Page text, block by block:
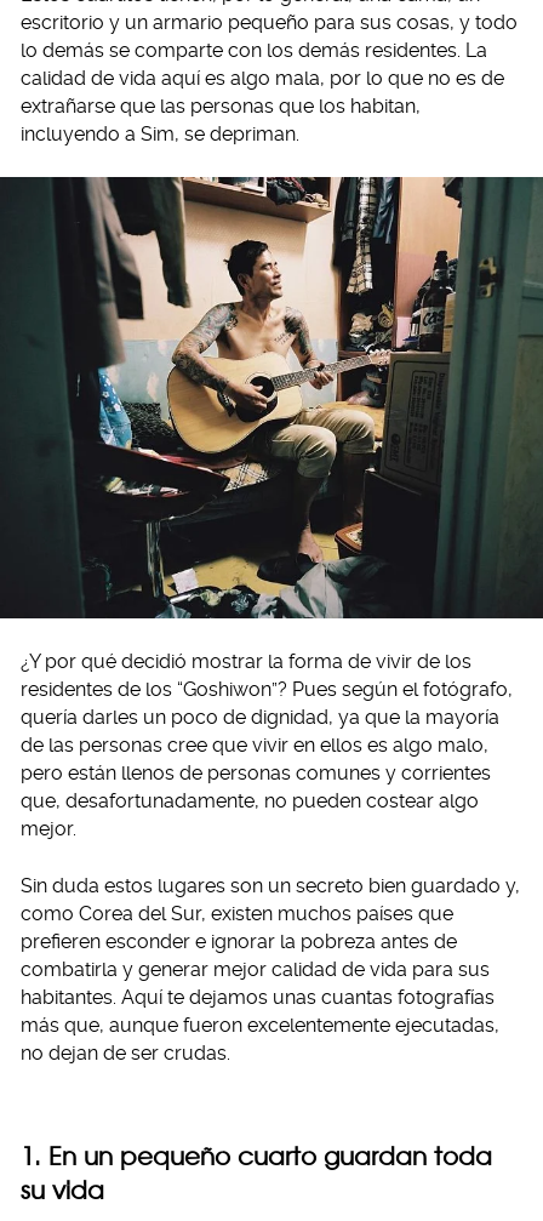
escritorio y un armario pequeño para sus cosas, y todo
lo demás se comparte con los demás residentes. La
calidad de vida aquí es algo mala, por lo que no es de
extrañarse que las personas que los habitan,
incluyendo a Sim, se depriman.
¿Y por qué decidió mostrar la forma de vivir de los
residentes de los “Goshiwon”? Pues según el fotógrafo,
quería darles un poco de dignidad, ya que la mayoría
de las personas cree que vivir en ellos es algo malo,
pero están llenos de personas comunes y corrientes
que, desafortunadamente, no pueden costear algo
mejor.
Sin duda estos lugares son un secreto bien guardado y,
como Corea del Sur, existen muchos países que
prefieren esconder e ignorar la pobreza antes de
combatirla y generar mejor calidad de vida para sus
habitantes. Aquí te dejamos unas cuantas fotografías
más que, aunque fueron excelentemente ejecutadas,
no dejan de ser crudas.
1. En un pequeño cuarto guardan toda
su vida